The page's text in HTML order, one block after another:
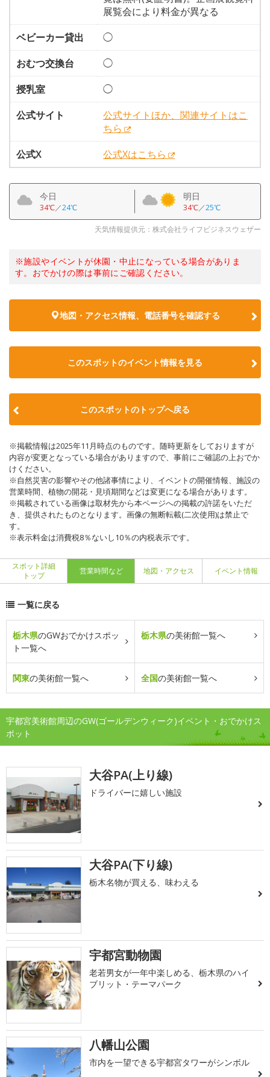
展覧会により料金が異なる
ベビーカー貸出
◯
おむつ交換台
◯
授乳室
◯
公式サイト
公式サイトほか、関連サイトはこ
ちら
公式X
公式Xはこちら
今日
34℃／24℃
明日
34℃／25℃
天気情報提供元：株式会社ライフビジネスウェザー
※施設やイベントが休園・中止になっている場合がありま
す。おでかけの際は事前にご確認ください。
地図・アクセス情報、電話番号を確認する
このスポットのイベント情報を見る
このスポットのトップへ戻る
※掲載情報は2025年11月時点のものです。随時更新をしておりますが
内容が変更となっている場合がありますので、事前にご確認の上おでか
けください。
※自然災害の影響やその他諸事情により、イベントの開催情報、施設の
営業時間、植物の開花・見頃期間などは変更になる場合があります。
※掲載されている画像は取材先から本ページへの掲載の許諾をいただ
き、提供されたものとなります。画像の無断転載(二次使用)は禁止で
す。
※表示料金は消費税8％ないし10％の内税表示です。
スポット詳細
トップ
営業時間など 地図・アクセス イベント情報
一覧に戻る
栃木県のGWおでかけスポッ
ト一覧へ
栃木県の美術館一覧へ
関東の美術館一覧へ 全国の美術館一覧へ
宇都宮美術館周辺のGW(ゴールデンウィーク)イベント・おでかけス
ポット
大谷PA(上り線)
ドライバーに嬉しい施設
大谷PA(下り線)
栃木名物が買える、味わえる
宇都宮動物園
老若男女が一年中楽しめる、栃木県のハイ
ブリット・テーマパーク
八幡山公園
市内を一望できる宇都宮タワーがシンボル